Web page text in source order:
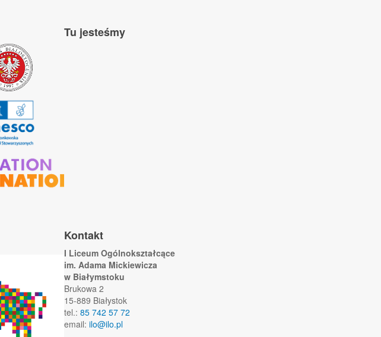
Tu jesteśmy
Kontakt
I Liceum Ogólnokształcące
im. Adama Mickiewicza
w Białymstoku
Brukowa 2
15-889 Białystok
tel.: 85 742 57 72
email: ilo@ilo.pl